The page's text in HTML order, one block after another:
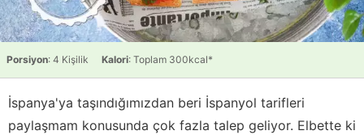
Porsiyon: 4 Kişilik Kalori: Toplam 300kcal*
İspanya'ya taşındığımızdan beri İspanyol tarifleri
paylaşmam konusunda çok fazla talep geliyor. Elbette ki